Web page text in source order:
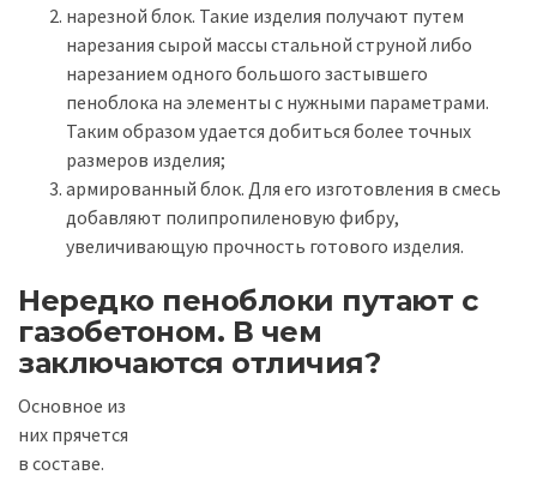
нарезной блок. Такие изделия получают путем
нарезания сырой массы стальной струной либо
нарезанием одного большого застывшего
пеноблока на элементы с нужными параметрами.
Таким образом удается добиться более точных
размеров изделия;
армированный блок. Для его изготовления в смесь
добавляют полипропиленовую фибру,
увеличивающую прочность готового изделия.
Нередко пеноблоки путают с
газобетоном. В чем
заключаются отличия?
Основное из
них прячется
в составе.